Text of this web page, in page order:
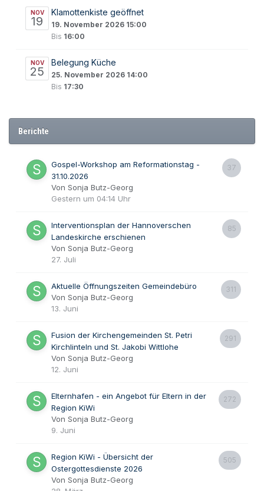
NOV
19
Klamottenkiste geöffnet
19. November 2026 15:00
Bis 16:00
NOV
25
Belegung Küche
25. November 2026 14:00
Bis 17:30
Berichte
37
Gospel-Workshop am Reformationstag -
31.10.2026
Von Sonja Butz-Georg
Gestern um 04:14 Uhr
85
Interventionsplan der Hannoverschen
Landeskirche erschienen
Von Sonja Butz-Georg
27. Juli
311
Aktuelle Öffnungszeiten Gemeindebüro
Von Sonja Butz-Georg
13. Juni
291
Fusion der Kirchengemeinden St. Petri
Kirchlinteln und St. Jakobi Wittlohe
Von Sonja Butz-Georg
12. Juni
272
Elternhafen - ein Angebot für Eltern in der
Region KiWi
Von Sonja Butz-Georg
9. Juni
505
Region KiWi - Übersicht der
Ostergottesdienste 2026
Von Sonja Butz-Georg